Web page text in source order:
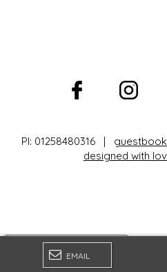
EMAIL
PI: 01258480316 | guestbook
designed with
Notice at collection
Your Privacy Choices